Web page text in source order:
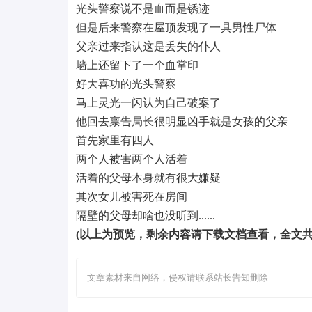
光头警察说不是血而是锈迹
但是后来警察在屋顶发现了一具男性尸体
父亲过来指认这是丢失的仆人
墙上还留下了一个血掌印
好大喜功的光头警察
马上灵光一闪认为自己破案了
他回去禀告局长很明显凶手就是女孩的父亲
首先家里有四人
两个人被害两个人活着
活着的父母本身就有很大嫌疑
其次女儿被害死在房间
隔壁的父母却啥也没听到......
(以上为预览，剩余内容请下载文档查看，全文
文章素材来自网络，侵权请联系站长告知删除